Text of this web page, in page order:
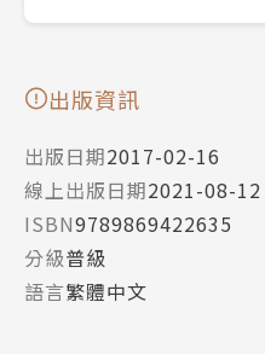
出版資訊
出版日期2017-02-16
線上出版日期2021-08-12
ISBN9789869422635
分級普級
語言繁體中文